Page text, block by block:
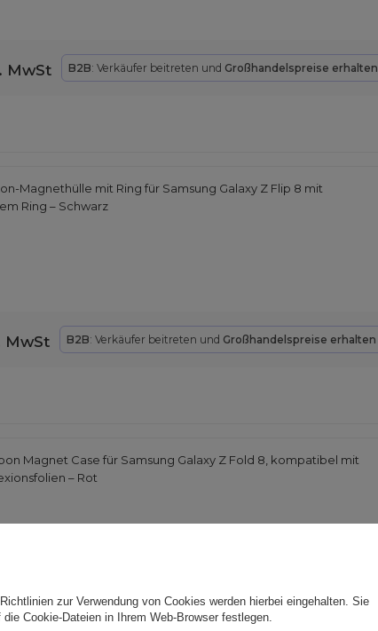
MwSt B2B: Verkäufer beitreten und Großhandelspreise erhalten
Magnethülle mit Ring für Samsung Galaxy Z Flip 8 mit
Ring – Schwarz
MwSt B2B: Verkäufer beitreten und Großhandelspreise erhalten
Magnet Case für Samsung Galaxy Z Fold 8, kompatibel mit
– Rot
MwSt B2B : Verkäufer beitreten und Großhandelspreise erhalten
Richtlinien zur Verwendung von Cookies werden hierbei eingehalten. Sie
Cookie-Dateien in Ihrem Web-Browser festlegen.